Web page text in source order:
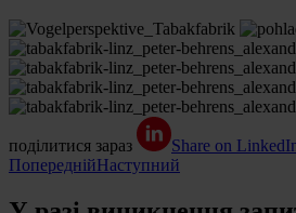
поділитися зараз Share on
ПопереднійНаступний